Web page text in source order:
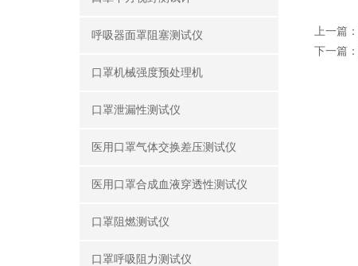
呼吸器面罩阻塞测试仪
口罩机械强度预处理机
口罩泄漏性测试仪
医用口罩气体交换差压测试仪
医用口罩合成血液穿透性测试仪
口罩阻燃测试仪
口罩呼吸阻力测试仪
上一篇：
下一篇：